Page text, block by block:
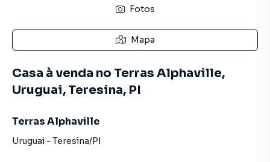
Fotos
Mapa
Casa à venda no Terras Alphaville,
Uruguai, Teresina, PI
Terras Alphaville
Uruguai - Teresina/PI